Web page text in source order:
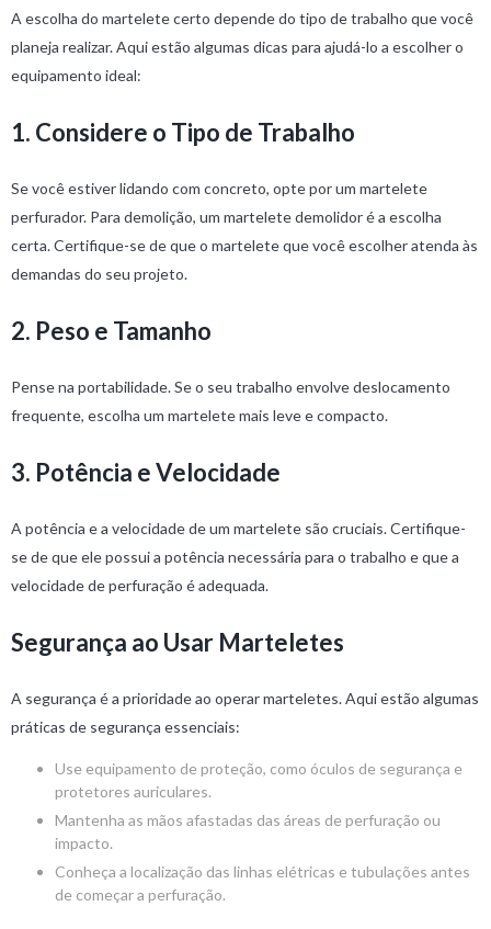
A escolha do martelete certo depende do tipo de trabalho que você
planeja realizar. Aqui estão algumas dicas para ajudá-lo a escolher o
equipamento ideal:
1. Considere o Tipo de Trabalho
Se você estiver lidando com concreto, opte por um martelete
perfurador. Para demolição, um martelete demolidor é a escolha
certa. Certifique-se de que o martelete que você escolher atenda às
demandas do seu projeto.
2. Peso e Tamanho
Pense na portabilidade. Se o seu trabalho envolve deslocamento
frequente, escolha um martelete mais leve e compacto.
3. Potência e Velocidade
A potência e a velocidade de um martelete são cruciais. Certifique-
se de que ele possui a potência necessária para o trabalho e que a
velocidade de perfuração é adequada.
Segurança ao Usar Marteletes
A segurança é a prioridade ao operar marteletes. Aqui estão algumas
práticas de segurança essenciais:
Use equipamento de proteção, como óculos de segurança e
protetores auriculares.
Mantenha as mãos afastadas das áreas de perfuração ou
impacto.
Conheça a localização das linhas elétricas e tubulações antes
de começar a perfuração.